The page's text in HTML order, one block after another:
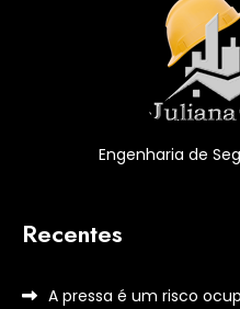
Engenharia de
Recentes
A pressa é um risco